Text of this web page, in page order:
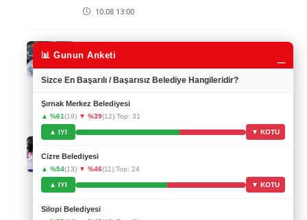
10.08 13:00
HelinD
Benzin fiyatları sürekli artıyor, insanların cebi
y...
10.08 11:00
TEKNOFEST'te Drone Şampiyonları
SinemA
Genç yeteneklerimize vraiment gurur verici bir
başar�...
📊 Gunun Anketi
Sizce En Başarılı / Başarısız Belediye Hangileridir?
Şırnak Merkez Belediyesi
▲ %61(19)| ▼ %39(12)|Top: 31
▲ IYI ▼ KOTU
Cizre Belediyesi
▲ %54(13)| ▼ %46(11)|Top: 24
▲ IYI ▼ KOTU
Silopi Belediyesi